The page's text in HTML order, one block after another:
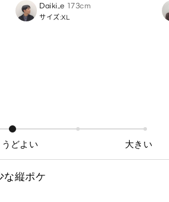
Daiki_e 173cm
サイズ:XL
どよい 大きい
な縦ポケ